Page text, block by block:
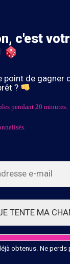
39,90€ d’achat avec
c'est
point de gagner
?
pendant 20 minutes.
TENTE MA
obtenus. Ne perds